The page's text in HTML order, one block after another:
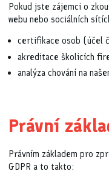
Pokud jste zájemci o
webu nebo sociálních
certifikace osob (účel
akreditace školicích
analýza chování na
Právní
Právním základem pro
GDPR a to takto: